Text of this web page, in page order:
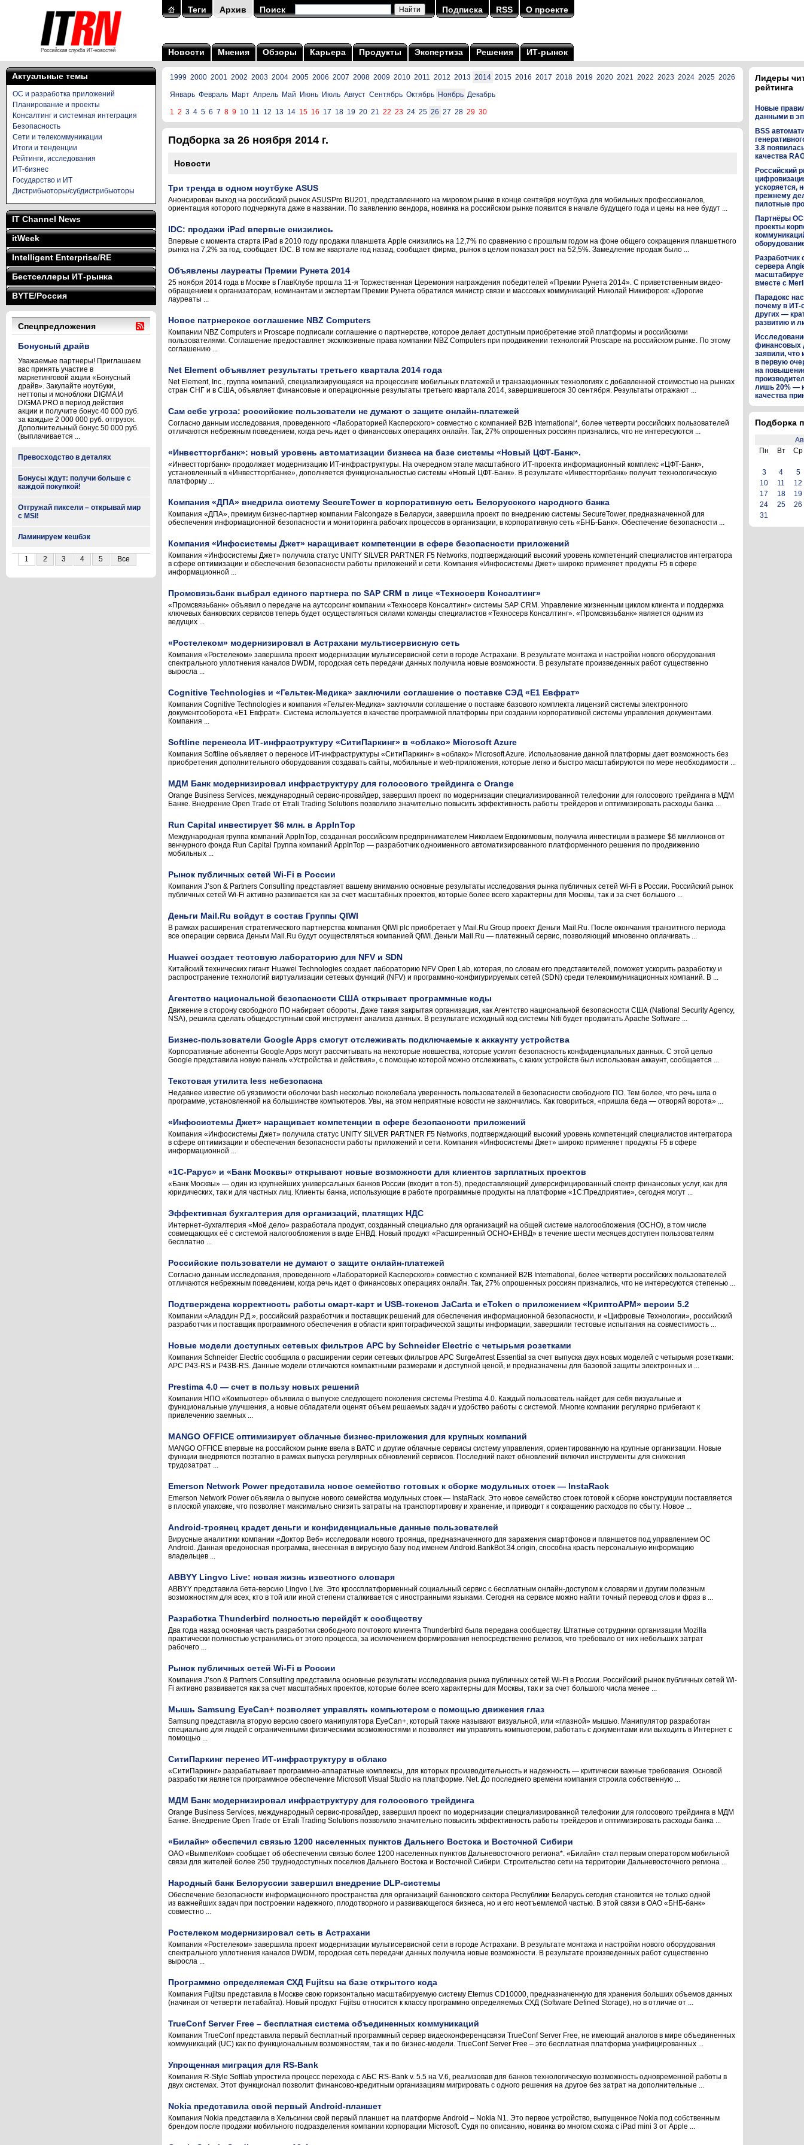
Теги Архив Поиск Подписка RSS О проекте
Новости Мнения Обзоры Карьера Продукты Экспертиза Решения ИТ-рынок
Актуальные темы
ОС и разработка приложений
Планирование и проекты
Консалтинг и системная интеграция
Безопасность
Сети и телекоммуникации
Итоги и тенденции
Рейтинги, исследования
ИТ-бизнес
Государство и ИТ
Дистрибьюторы/субдистрибьюторы
IT Channel News
itWeek
Intelligent Enterprise/RE
Бестселлеры ИТ-рынка
BYTE/Россия
Спецпредложения
Бонусный драйв
Уважаемые партнеры! Приглашаем
вас принять участие в
маркетинговой акции «Бонусный
драйв». Закупайте ноутбуки,
неттопы и моноблоки DIGMA И
DIGMA PRO в период действия
акции и получите бонус 40 000 руб.
за каждые 2 000 000 руб. отгрузок.
Дополнительный бонус 50 000 руб.
(выплачивается ...
Превосходство в деталях
Бонусы ждут: получи больше с
каждой покупкой!
Отгружай пиксели – открывай мир
с MSI!
Ламинируем кешбэк
1 2 3 4 5 Все
1999 2000 2001 2002 2003 2004 2005 2006 2007 2008 2009 2010 2011 2012 2013 2014 2015 2016 2017 2018 2019 2020 2021 2022 2023 2024 2025 2026
Январь Февраль Март Апрель Май Июнь Июль Август Сентябрь Октябрь Ноябрь Декабрь
1 2 3 4 5 6 7 8 9 10 11 12 13 14 15 16 17 18 19 20 21 22 23 24 25 26 27 28 29 30
Подборка за 26 ноября 2014 г.
Новости
Три тренда в одном ноутбуке ASUS
Анонсирован выход на российский рынок ASUSPro BU201, представленного на мировом рынке в конце сентября ноутбука для мобильных профессионалов,
ориентация которого подчеркнута даже в названии. По заявлению вендора, новинка на российском рынке появится в начале будущего года и цены на нее будут ...
IDC: продажи iPad впервые снизились
Впервые с момента старта iPad в 2010 году продажи планшета Apple снизились на 12,7% по сравнению с прошлым годом на фоне общего сокращения планшетного
рынка на 7,2% за год, сообщает IDC. В том же квартале год назад, сообщает фирма, рынок в целом показал рост на 52,5%. Замедление продаж было ...
Объявлены лауреаты Премии Рунета 2014
25 ноября 2014 года в Москве в ГлавКлубе прошла 11-я Торжественная Церемония награждения победителей «Премии Рунета 2014». С приветственным видео-
обращением к организаторам, номинантам и экспертам Премии Рунета обратился министр связи и массовых коммуникаций Николай Никифоров: «Дорогие
лауреаты ...
Новое патрнерское соглашение NBZ Computers
Компании NBZ Computers и Proscape подписали соглашение о партнерстве, которое делает доступным приобретение этой платформы и российскими
пользователями. Соглашение предоставляет эксклюзивные права компании NBZ Computers при продвижении технологий Proscape на российском рынке. По этому
соглашению ...
Net Element объявляет результаты третьего квартала 2014 года
Net Element, Inc., группа компаний, специализирующаяся на процессинге мобильных платежей и транзакционных технологиях с добавленной стоимостью на рынках
стран СНГ и в США, объявляет финансовые и операционные результаты третьего квартала 2014, завершившегося 30 сентября. Результаты отражают ...
Сам себе угроза: российские пользователи не думают о защите онлайн-платежей
Согласно данным исследования, проведенного <Лабораторией Касперского> совместно с компанией B2B International*, более четверти российских пользователей
отличаются небрежным поведением, когда речь идет о финансовых операциях онлайн. Так, 27% опрошенных россиян признались, что не интересуются ...
«Инвестторгбанк»: новый уровень автоматизации бизнеса на базе системы «Новый ЦФТ-Банк».
«Инвестторгбанк» продолжает модернизацию ИТ-инфраструктуры. На очередном этапе масштабного ИТ-проекта информационный комплекс «ЦФТ-Банк»,
установленный в «Инвестторгбанке», дополняется функциональностью системы «Новый ЦФТ-Банк». В результате «Инвестторгбанк» получит технологическую
платформу ...
Компания «ДПА» внедрила систему SecureTower в корпоративную сеть Белорусского народного банка
Компания «ДПА», премиум бизнес-партнер компании Falcongaze в Беларуси, завершила проект по внедрению системы SecureTower, предназначенной для
обеспечения информационной безопасности и мониторинга рабочих процессов в организации, в корпоративную сеть «БНБ-Банк». Обеспечение безопасности ...
Компания «Инфосистемы Джет» наращивает компетенции в сфере безопасности приложений
Компания «Инфосистемы Джет» получила статус UNITY SILVER PARTNER F5 Networks, подтверждающий высокий уровень компетенций специалистов интегратора
в сфере оптимизации и обеспечения безопасности работы приложений и сети. Компания «Инфосистемы Джет» широко применяет продукты F5 в сфере
информационной ...
Промсвязьбанк выбрал единого партнера по SAP CRM в лице «Техносерв Консалтинг»
«Промсвязьбанк» объявил о передаче на аутсорсинг компании «Техносерв Консалтинг» системы SAP CRM. Управление жизненным циклом клиента и поддержка
ключевых банковских сервисов теперь будет осуществляться силами команды специалистов «Техносерв Консалтинг». «Промсвязьбанк» является одним из
ведущих ...
«Ростелеком» модернизировал в Астрахани мультисервисную сеть
Компания «Ростелеком» завершила проект модернизации мультисервисной сети в городе Астрахани. В результате монтажа и настройки нового оборудования
спектрального уплотнения каналов DWDM, городская сеть передачи данных получила новые возможности. В результате произведенных работ существенно
выросла ...
Cognitive Technologies и «Гельтек-Медика» заключили соглашение о поставке СЭД «Е1 Евфрат»
Компания Cognitive Technologies и компания «Гельтек-Медика» заключили соглашение о поставке базового комплекта лицензий системы электронного
документооборота «Е1 Евфрат». Система используется в качестве программной платформы при создании корпоративной системы управления документами.
Компания ...
Softline перенесла ИТ-инфраструктуру «СитиПаркинг» в «облако» Microsoft Azure
Компания Softline объявляет о переносе ИТ-инфраструктуры «СитиПаркинг» в «облако» Microsoft Azure. Использование данной платформы дает возможность без
приобретения дополнительного оборудования создавать сайты, мобильные и web-приложения, которые легко и быстро масштабируются по мере необходимости ...
МДМ Банк модернизировал инфраструктуру для голосового трейдинга с Orange
Orange Business Services, международный сервис-провайдер, завершил проект по модернизации специализированной телефонии для голосового трейдинга в МДМ
Банке. Внедрение Open Trade от Etrali Trading Solutions позволило значительно повысить эффективность работы трейдеров и оптимизировать расходы банка ...
Run Capital инвестирует $6 млн. в AppInTop
Международная группа компаний AppInTop, созданная российским предпринимателем Николаем Евдокимовым, получила инвестиции в размере $6 миллионов от
венчурного фонда Run Capital Группа компаний AppInTop — разработчик одноименного автоматизированного платформенного решения по продвижению
мобильных ...
Рынок публичных сетей Wi-Fi в России
Компания J’son & Partners Consulting представляет вашему вниманию основные результаты исследования рынка публичных сетей Wi-Fi в России. Российский рынок
публичных сетей Wi-Fi активно развивается как за счет масштабных проектов, которые более всего характерны для Москвы, так и за счет большого ...
Деньги Mail.Ru войдут в состав Группы QIWI
В рамках расширения стратегического партнерства компания QIWI plc приобретает у Mail.Ru Group проект Деньги Mail.Ru. После окончания транзитного периода
все операции сервиса Деньги Mail.Ru будут осуществляться компанией QIWI. Деньги Mail.Ru — платежный сервис, позволяющий мгновенно оплачивать ...
Huawei создает тестовую лабораторию для NFV и SDN
Китайский технических гигант Huawei Technologies создает лабораторию NFV Open Lab, которая, по словам его представителей, поможет ускорить разработку и
распространение технологий виртуализации сетевых функций (NFV) и программно-конфигурируемых сетей (SDN) среди телекоммуникационных компаний. В ...
Агентство национальной безопасности США открывает программные коды
Движение в сторону свободного ПО набирает обороты. Даже такая закрытая организация, как Агентство национальной безопасности США (National Security Agency,
NSA), решила сделать общедоступным свой инструмент анализа данных. В результате исходный код системы Nifi будет продвигать Apache Software ...
Бизнес-пользователи Google Apps смогут отслеживать подключаемые к аккаунту устройства
Корпоративные абоненты Google Apps могут рассчитывать на некоторые новшества, которые усилят безопасность конфиденциальных данных. С этой целью
Google представила новую панель «Устройства и действия», с помощью которой можно отслеживать, с каких устройств был использован аккаунт, сообщается ...
Текстовая утилита less небезопасна
Недавнее известие об уязвимости оболочки bash несколько поколебала уверенность пользователей в безопасности свободного ПО. Тем более, что речь шла о
программе, установленной на большинстве компьютеров. Увы, на этом неприятные новости не закончились. Как говориться, «пришла беда — отворяй ворота» ...
«Инфосистемы Джет» наращивает компетенции в сфере безопасности приложений
Компания «Инфосистемы Джет» получила статус UNITY SILVER PARTNER F5 Networks, подтверждающий высокий уровень компетенций специалистов интегратора
в сфере оптимизации и обеспечения безопасности работы приложений и сети. Компания «Инфосистемы Джет» широко применяет продукты F5 в сфере
информационной ...
«1С-Рарус» и «Банк Москвы» открывают новые возможности для клиентов зарплатных проектов
«Банк Москвы» — один из крупнейших универсальных банков России (входит в топ-5), предоставляющий диверсифицированный спектр финансовых услуг, как для
юридических, так и для частных лиц. Клиенты банка, использующие в работе программные продукты на платформе «1С:Предприятие», сегодня могут ...
Эффективная бухгалтерия для организаций, платящих НДС
Интернет-бухгалтерия «Моё дело» разработала продукт, созданный специально для организаций на общей системе налогообложения (ОСНО), в том числе
совмещающих её с системой налогообложения в виде ЕНВД. Новый продукт «Расширенный ОСНО+ЕНВД» в течение шести месяцев доступен пользователям
бесплатно ...
Российские пользователи не думают о защите онлайн-платежей
Согласно данным исследования, проведенного «Лабораторией Касперского» совместно с компанией B2B International, более четверти российских пользователей
отличаются небрежным поведением, когда речь идет о финансовых операциях онлайн. Так, 27% опрошенных россиян признались, что не интересуются степенью ...
Подтверждена корректность работы смарт-карт и USB-токенов JaCarta и eToken c приложением «КриптоАРМ» версии 5.2
Компании «Аладдин Р.Д.», российский разработчик и поставщик решений для обеспечения информационной безопасности, и «Цифровые Технологии», российский
разработчик и поставщик программного обеспечения в области криптографической защиты информации, завершили тестовые испытания на совместимость ...
Новые модели доступных сетевых фильтров APC by Schneider Electric с четырьмя розетками
Компания Schneider Electric сообщила о расширении серии сетевых фильтров APC SurgeArrest Essential за счет выпуска двух новых моделей с четырьмя розетками:
APC P43-RS и P43B-RS. Данные модели отличаются компактными размерами и доступной ценой, и предназначены для базовой защиты электронных и ...
Prestima 4.0 — счет в пользу новых решений
Компания НПО «Компьютер» объявила о выпуске следующего поколения системы Prestima 4.0. Каждый пользователь найдет для себя визуальные и
функциональные улучшения, а новые обладатели оценят объем решаемых задач и удобство работы с системой. Многие компании регулярно прибегают к
привлечению заемных ...
MANGO OFFICE оптимизирует облачные бизнес-приложения для крупных компаний
MANGO OFFICE впервые на российском рынке ввела в ВАТС и другие облачные сервисы систему управления, ориентированную на крупные организации. Новые
функции внедряются поэтапно в рамках выпуска регулярных обновлений сервисов. Последний пакет обновлений включил инструменты для снижения
трудозатрат ...
Emerson Network Power представила новое семейство готовых к сборке модульных стоек — InstaRack
Emerson Network Power объявила о выпуске нового семейства модульных стоек — InstaRack. Это новое семейство стоек готовой к сборке конструкции поставляется
в плоской упаковке, что позволяет максимально снизить затраты на транспортировку и хранение, и приводит к сокращению расходов по сбыту. Новое ...
Android-троянец крадет деньги и конфиденциальные данные пользователей
Вирусные аналитики компании «Доктор Веб» исследовали нового троянца, предназначенного для заражения смартфонов и планшетов под управлением ОС
Android. Данная вредоносная программа, внесенная в вирусную базу под именем Android.BankBot.34.origin, способна красть персональную информацию
владельцев ...
ABBYY Lingvo Live: новая жизнь известного словаря
ABBYY представила бета-версию Lingvo Live. Это кроссплатформенный социальный сервис с бесплатным онлайн-доступом к словарям и другим полезным
возможностям для всех, кто в той или иной степени сталкивается с иностранными языками. Сегодня на сервисе можно найти точный перевод слов и фраз в ...
Разработка Thunderbird полностью перейдёт к сообществу
Два года назад основная часть разработки свободного почтового клиента Thunderbird была передана сообществу. Штатные сотрудники организации Mozilla
практически полностью устранились от этого процесса, за исключением формирования непосредственно релизов, что требовало от них небольших затрат
рабочего ...
Рынок публичных сетей Wi-Fi в России
Компания J’son & Partners Consulting представила основные результаты исследования рынка публичных сетей Wi-Fi в России. Российский рынок публичных сетей Wi-
Fi активно развивается как за счет масштабных проектов, которые более всего характерны для Москвы, так и за счет большого числа менее ...
Мышь Samsung EyeCan+ позволяет управлять компьютером с помощью движения глаз
Samsung представила вторую версию своего манипулятора EyeCan+, который также называют визуальной, или «глазной» мышью. Манипулятор разработан
специально для людей с ограниченными физическими возможностями и позволяет им управлять компьютером, работать с документами или выходить в Интернет с
помощью ...
СитиПаркинг перенес ИТ-инфраструктуру в облако
«СитиПаркинг» разрабатывает программно-аппаратные комплексы, для которых производительность и надежность — критически важные требования. Основой
разработки является программное обеспечение Microsoft Visual Studio на платформе. Net. До последнего времени компания строила собственную ...
МДМ Банк модернизировал инфраструктуру для голосового трейдинга
Orange Business Services, международный сервис-провайдер, завершил проект по модернизации специализированной телефонии для голосового трейдинга в МДМ
Банке. Внедрение Open Trade от Etrali Trading Solutions позволило значительно повысить эффективность работы трейдеров и оптимизировать расходы банка ...
«Билайн» обеспечил связью 1200 населенных пунктов Дальнего Востока и Восточной Сибири
ОАО «ВымпелКом» сообщает об обеспечении связью более 1200 населенных пунктов Дальневосточного региона*. «Билайн» стал первым оператором мобильной
связи для жителей более 250 труднодоступных поселков Дальнего Востока и Восточной Сибири. Строительство сети на территории Дальневосточного региона ...
Народный банк Белоруссии завершил внедрение DLP-системы
Обеспечение безопасности информационного пространства для организаций банковского сектора Республики Беларусь сегодня становится не только одной
из важнейших задач при построении надежного, плодотворного и развивающегося бизнеса, но и его неотъемлемой частью. В этой связи в ОАО «БНБ-банк»
совместно ...
Ростелеком модернизировал сеть в Астрахани
Компания «Ростелеком» завершила проект модернизации мультисервисной сети в городе Астрахани. В результате монтажа и настройки нового оборудования
спектрального уплотнения каналов DWDM, городская сеть передачи данных получила новые возможности. В результате произведенных работ существенно
выросла ...
Программно определяемая СХД Fujitsu на базе открытого кода
Компания Fujitsu представила в Москве свою горизонтально масштабируемую систему Eternus CD10000, предназначенную для хранения больших объемов данных
(начиная от четверти петабайта). Новый продукт Fujitsu относится к классу программно определяемых СХД (Software Defined Storage), но в отличие от ...
TrueConf Server Free – бесплатная система объединенных коммуникаций
Компания TrueConf представила первый бесплатный программный сервер видеоконференцсвязи TrueConf Server Free, не имеющий аналогов в мире объединенных
коммуникаций (UC) как по функциональным возможностям, так и по бизнес-модели. TrueConf Server Free – это бесплатная платформа унифицированных ...
Упрощенная миграция для RS-Bank
Компания R-Style Softlab упростила процесс перехода с АБС RS-Bank v. 5.5 на V.6, реализовав для банков технологическую возможность одновременной работы в
двух системах. Этот функционал позволит финансово-кредитным организациям мигрировать с одного решения на другое без затрат на дополнительные ...
Nokia представила свой первый Android-планшет
Компания Nokia представила в Хельсинки свой первый планшет на платформе Android – Nokia N1. Это первое устройство, выпущенное Nokia под собственным
брендом после продажи мобильного подразделения компании корпорации Microsoft. Судя по описанию, новинка во многом схожа с iPad mini 3 от Apple ...
Лидеры
рейтинга
Новые
данными в
BSS
3.8
качества
Российский
ускоряется,
прежнему
пилотные
Партнёры
проекты
Разработчик
сервера
вместе с
Парадокс
почему в ИТ-
других —
развитию и
финансовых
заявили, что
в первую
на
лишь 20% —
качества
Подборка
Пн
Вт Ср
3 4
5
10
11
12
17
18
19
24
25
26
31